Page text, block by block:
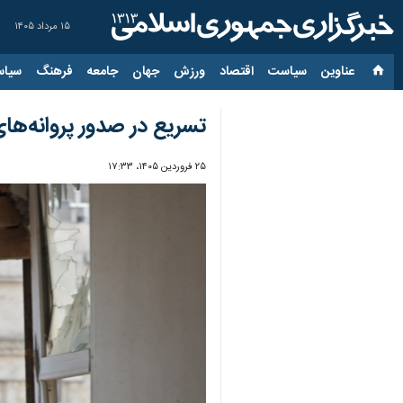
۱۵ مرداد ۱۴۰۵
عناوین‌ سیاست اقتصاد ورزش جهان جامعه فرهنگ
تسریع در صدور
۲۵ فروردین ۱۴۰۵، ۱۷:۳۳